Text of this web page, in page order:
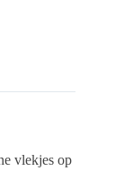
vlekjes op